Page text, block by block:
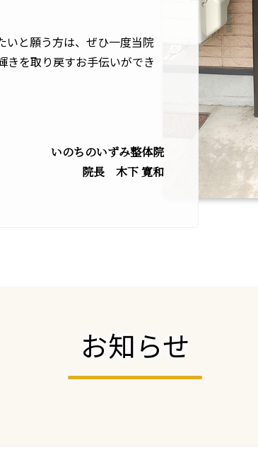
いと願う方は、ぜひ一度当院
きを取り戻すお手伝いができ
いのちのいずみ整体院
院長 木下 寛和
お知らせ